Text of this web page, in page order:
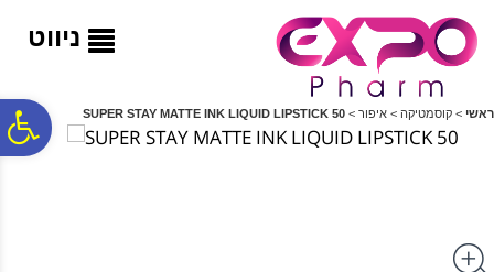
ניווט
ראשי > קוסמטיקה > איפור >
SUPER STAY MATTE INK LIQUID LIPSTICK 50